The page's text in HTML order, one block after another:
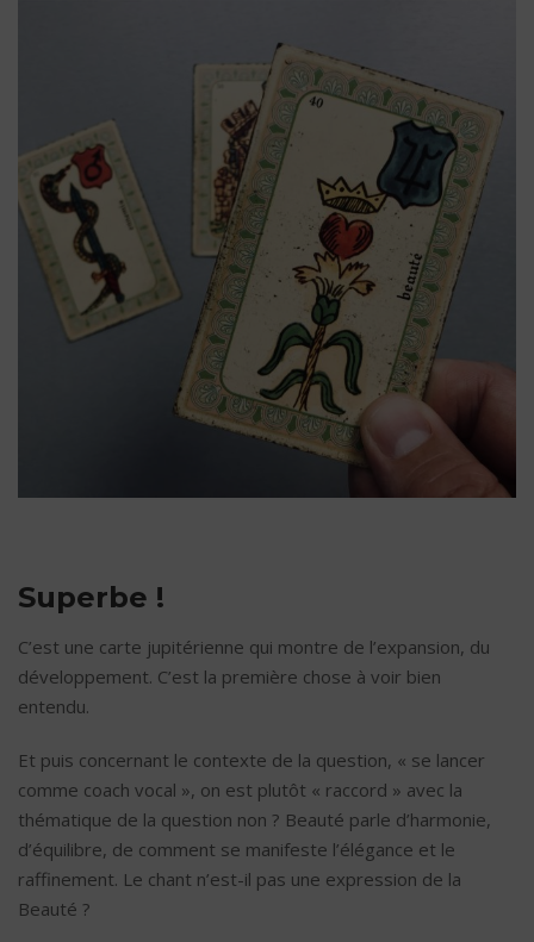
Superbe !
C’est une carte jupitérienne qui montre de l’expansion, du
développement. C’est la première chose à voir bien
entendu.
Et puis concernant le contexte de la question, « se lancer
comme coach vocal », on est plutôt « raccord » avec la
thématique de la question non ? Beauté parle d’harmonie,
d’équilibre, de comment se manifeste l’élégance et le
raffinement. Le chant n’est-il pas une expression de la
Beauté ?